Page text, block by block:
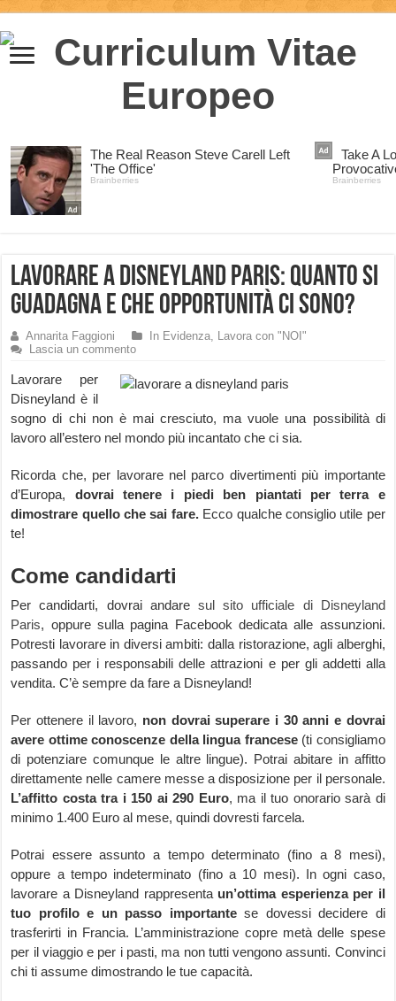
Lavorare a Disneyland Paris: quanto si
guadagna e che opportunità ci sono?
Annarita Faggioni In Evidenza, Lavora con "NOI"
Lascia un commento
Lavorare per
Disneyland è il
sogno di chi non è mai cresciuto, ma vuole una possibilità di
lavoro all’estero nel mondo più incantato che ci sia.
Ricorda che, per lavorare nel parco divertimenti più importante
d’Europa, dovrai tenere i piedi ben piantati per terra e
dimostrare quello che sai fare.Ecco qualche consiglio utile per
te!
Come candidarti
Per candidarti, dovrai andare sul sito ufficiale di Disneyland
Paris, oppure sulla pagina Facebook dedicata alle assunzioni.
Potresti lavorare in diversi ambiti: dalla ristorazione, agli alberghi,
passando per i responsabili delle attrazioni e per gli addetti alla
vendita. C’è sempre da fare a Disneyland!
Per ottenere il lavoro, non dovrai superare i 30 anni e dovrai
avere ottime conoscenze della lingua francese(ti consigliamo
di potenziare comunque le altre lingue). Potrai abitare in affitto
direttamente nelle camere messe a disposizione per il personale.
L’affitto costa tra i 150 ai 290 Euro, ma il tuo onorario sarà di
minimo 1.400 Euro al mese, quindi dovresti farcela.
Potrai essere assunto a tempo determinato (fino a 8 mesi),
oppure a tempo indeterminato (fino a 10 mesi). In ogni caso,
lavorare a Disneyland rappresentaun’ottima esperienza per il
tuo profilo e un passo importantese dovessi decidere di
trasferirti in Francia. L’amministrazione copre metà delle spese
per il viaggio e per i pasti, ma non tutti vengono assunti. Convinci
chi ti assume dimostrando le tue capacità.